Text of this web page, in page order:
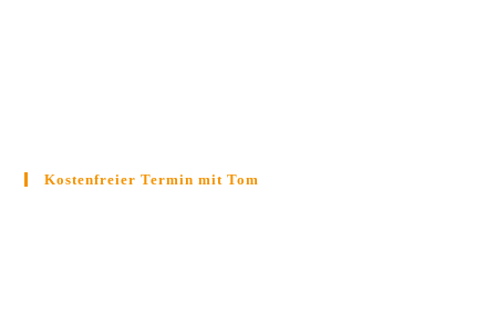
Kostenfreier Termin mit Tom